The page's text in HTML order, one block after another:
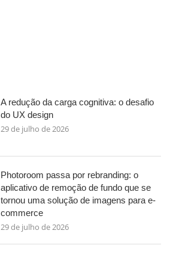
A redução da carga cognitiva: o desafio
do UX design
29 de julho de 2026
Photoroom passa por rebranding: o
aplicativo de remoção de fundo que se
tornou uma solução de imagens para e-
commerce
29 de julho de 2026